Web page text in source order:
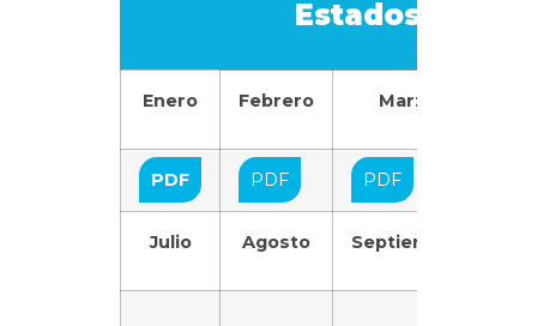
Estados
Enero Febrero Marzo
PDF PDF PDF
Julio Agosto Septiembre